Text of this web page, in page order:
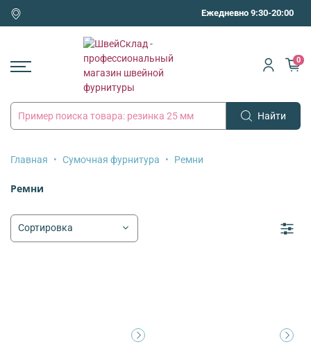
Ежедневно 9:30-20:00
Найти
0
Главная Сумочная фурнитура Ремни
Ремни